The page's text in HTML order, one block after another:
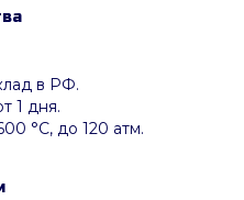
в РФ.
1 дня.
°C, до 120 атм.